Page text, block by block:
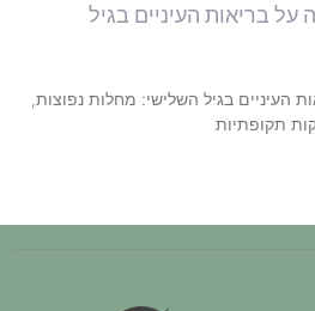
בריאות העיניים בגיל
העיניים בגיל השלישי: מחלות נפוצות,
תקופתיות